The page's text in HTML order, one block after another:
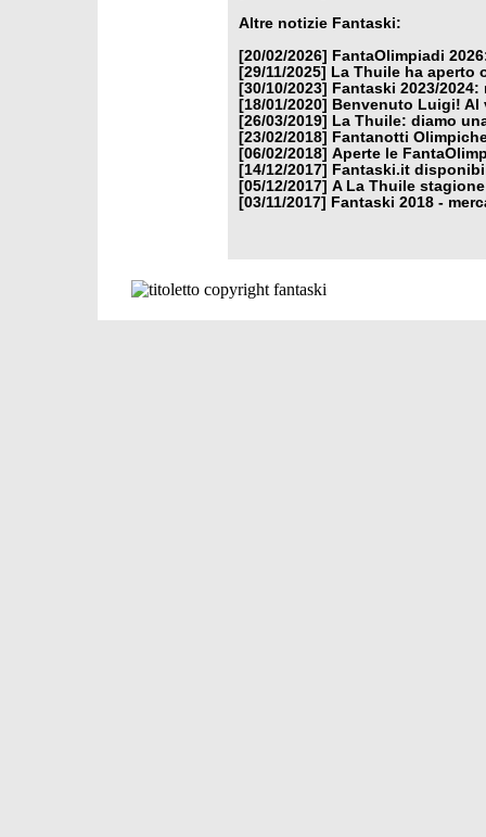
Altre notizie Fantaski:
[20/02/2026]
FantaOlimpiadi
[29/11/2025]
La Thuile ha aperto
[30/10/2023]
Fantaski 2023/
[18/01/2020]
Benvenuto Luigi! Al
[26/03/2019]
La Thuile: diamo
[23/02/2018]
Fantanotti
[06/02/2018] Aperte le
[14/12/2017]
Fantaski.it
[05/12/2017] A La Thuile
[03/11/2017]
Fantaski 2018 -